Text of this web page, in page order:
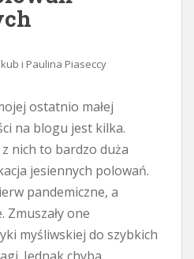
i Paulina Piaseccy
ostatnio małej
na blogu jest kilka.
nich to bardzo duża
jesiennych polowań.
pandemiczne, a
one
myśliwskiej do szybkich